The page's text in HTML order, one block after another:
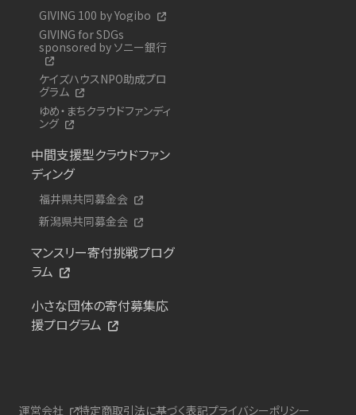
GIVING 100 by Yogibo
GIVING for SDGs
sponsored by ソニー銀行
ケイズハウスNPO助成プロ
グラム
ゆめ・まちクラウドファンディ
ング
中間支援型クラウドファン
ディング
福井県共同募金会
新潟県共同募金会
マンスリー寄付挑戦プログ
ラム
小さな団体の寄付募集応
援プログラム
運営会社 特定商取引法に基づく表記プライバシーポリシー